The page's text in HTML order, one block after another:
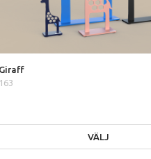
Giraff
163
VÄLJ